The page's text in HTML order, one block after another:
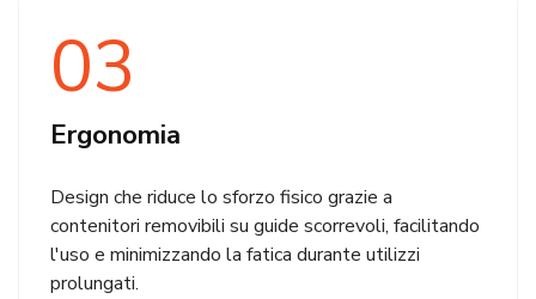
03
Ergonomia
Design che riduce lo sforzo fisico grazie a
contenitori removibili su guide scorrevoli, facilitando
l'uso e minimizzando la fatica durante utilizzi
prolungati.​